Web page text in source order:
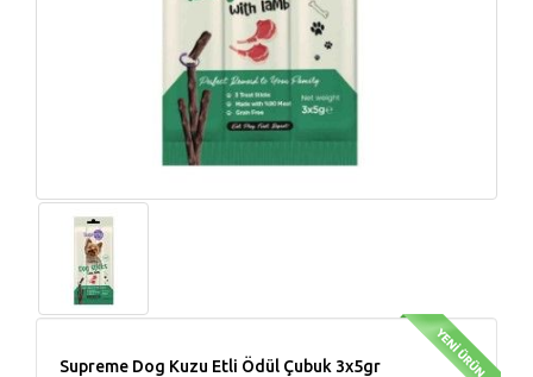
Supreme Dog Kuzu Etli Ödül Çubuk 3x5gr